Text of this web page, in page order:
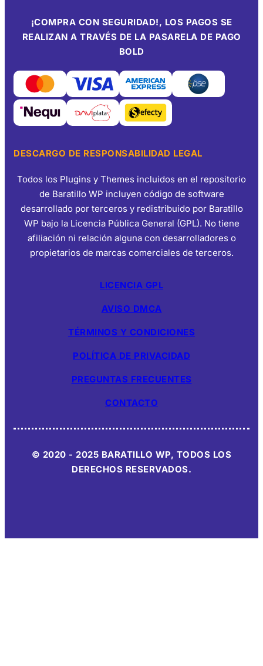
¡COMPRA CON SEGURIDAD!, LOS PAGOS SE
REALIZAN A TRAVÉS DE LA PASARELA DE PAGO
BOLD
DESCARGO DE RESPONSABILIDAD LEGAL
Todos los Plugins y Themes incluidos en el repositorio
de Baratillo WP incluyen código de software
desarrollado por terceros y redistribuido por Baratillo
WP bajo la Licencia Pública General (GPL). No tiene
afiliación ni relación alguna con desarrolladores o
propietarios de marcas comerciales de terceros.
LICENCIA GPL
AVISO DMCA
TÉRMINOS Y CONDICIONES
POLÍTICA DE PRIVACIDAD
PREGUNTAS FRECUENTES
CONTACTO
© 2020 - 2025 BARATILLO WP, TODOS LOS
DERECHOS RESERVADOS.